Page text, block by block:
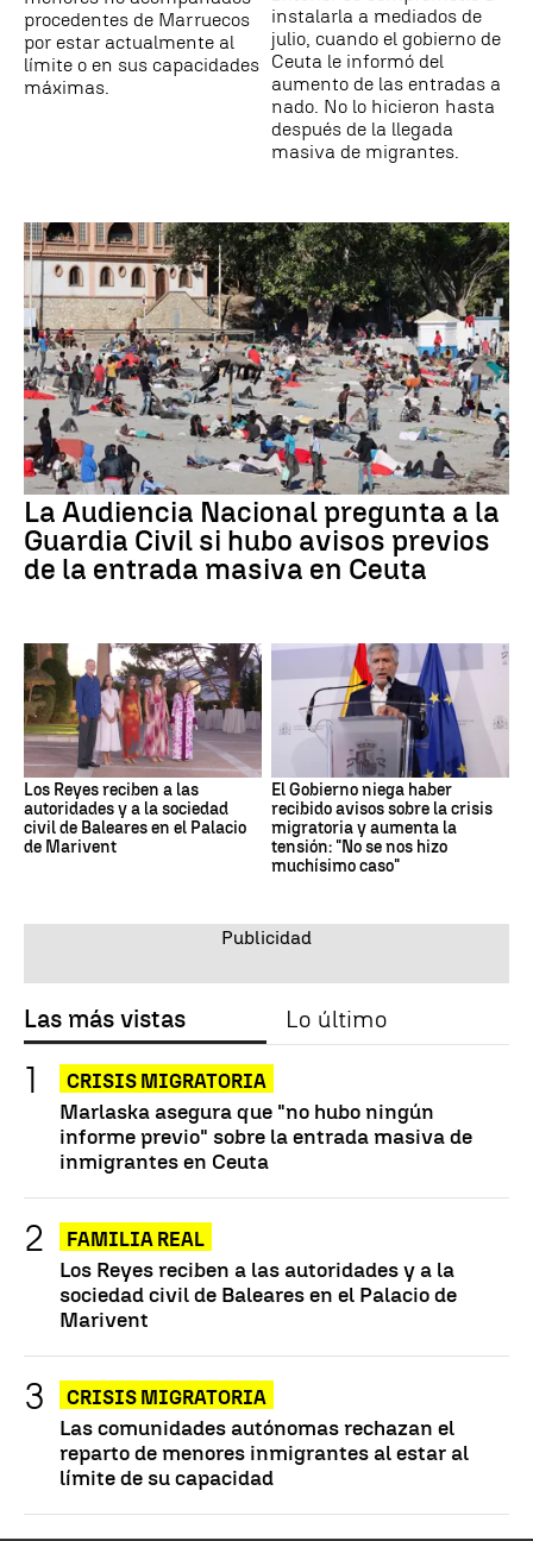
procedentes de Marruecos
por estar actualmente al
límite o en sus capacidades
máximas.
instalarla a mediados de
julio, cuando el gobierno de
Ceuta le informó del
aumento de las entradas a
nado. No lo hicieron hasta
después de la llegada
masiva de migrantes.
La Audiencia Nacional pregunta a la
Guardia Civil si hubo avisos previos
de la entrada masiva en Ceuta
Los Reyes reciben a las
autoridades y a la sociedad
civil de Baleares en el Palacio
de Marivent
El Gobierno niega haber
recibido avisos sobre la crisis
migratoria y aumenta la
tensión: "No se nos hizo
muchísimo caso"
Las más vistas Lo último
CRISIS MIGRATORIA
Marlaska asegura que "no hubo ningún
informe previo" sobre la entrada masiva de
inmigrantes en Ceuta
FAMILIA REAL
Los Reyes reciben a las autoridades y a la
sociedad civil de Baleares en el Palacio de
Marivent
CRISIS MIGRATORIA
Las comunidades autónomas rechazan el
reparto de menores inmigrantes al estar al
límite de su capacidad